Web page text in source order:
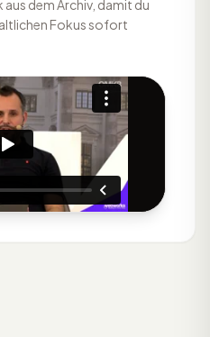
dem Archiv, damit du
Fokus sofort